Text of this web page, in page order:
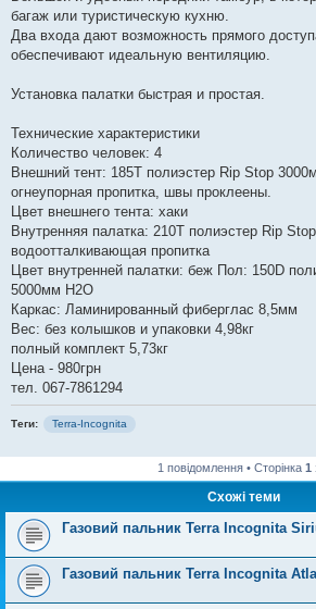
е
н
я
багаж или туристическую кухню.
Два входа дают возможность прямого
обеспечивают идеальную вентиляцию.
Установка палатки быстрая и простая.
Технические характеристики
Количество человек: 4
Внешний тент: 185T полиэстер Rip Stop
огнеупорная пропитка, швы проклеены.
Цвет внешнего тента: хаки
Внутренняя палатка: 210T полиэстер Rip
водоотталкивающая пропитка
Цвет внутренней палатки: беж Пол: 150D
5000мм H2O
Каркас: Ламинированный фиберглас 8,5мм
Вес: без колышков и упаковки 4,98кг
полный комплект 5,73кг
Цена - 980грн
тел. 067-7861294
Теги: Terra-Incognita
1 повідомлення • Сторінка 1
Схожі теми
Газовий пальник Terra Incognita
Газовий пальник Terra Incognita